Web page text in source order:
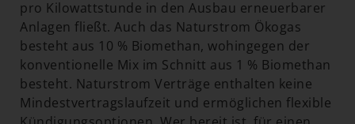
pro Kilowattstunde in den Ausbau erneuerbarer
Anlagen fließt. Auch das Naturstrom Ökogas
besteht aus 10 % Biomethan, wohingegen der
konventionelle Mix im Schnitt aus 1 % Biomethan
besteht. Naturstrom Verträge enthalten keine
Mindestvertragslaufzeit und ermöglichen flexible